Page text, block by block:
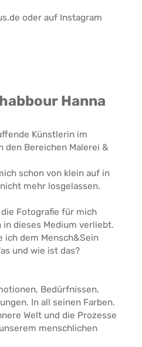
oder auf Instagram
Hanna
Künstlerin im
den Bereichen Malerei &
schon von klein auf in
mehr losgelassen.
Fotografie für mich
dieses Medium verliebt.
ich dem Mensch&Sein
und wie ist das?
Bedürfnissen,
In all seinen Farben.
Welt und die Prozesse
menschlichen